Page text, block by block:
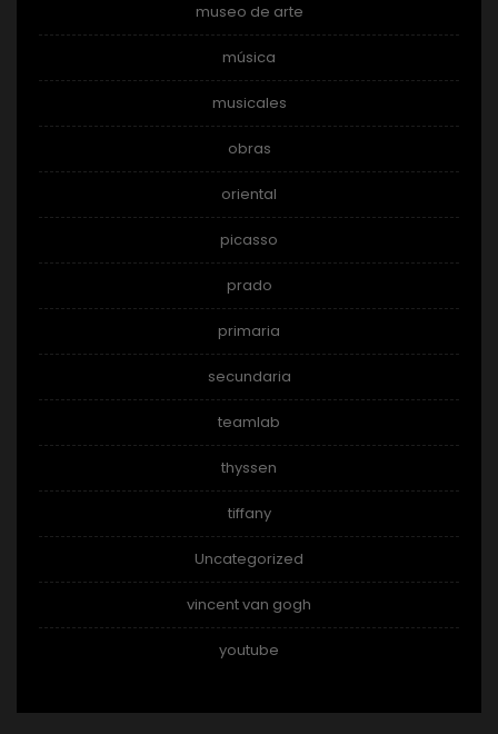
museo de arte
música
musicales
obras
oriental
picasso
prado
primaria
secundaria
teamlab
thyssen
tiffany
Uncategorized
vincent van gogh
youtube